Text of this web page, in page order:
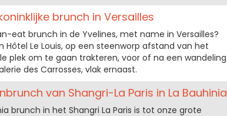
brunch in Versailles
eat brunch in de Yvelines, met name in Versailles?
Le Louis, op een steenworp afstand van het
plek om te gaan trakteren, voor of na een wandeling
des Carrosses, vlak ernaast.
van Shangri-La Paris in La Bauhinia
brunch in het Shangri La Paris is tot onze grote